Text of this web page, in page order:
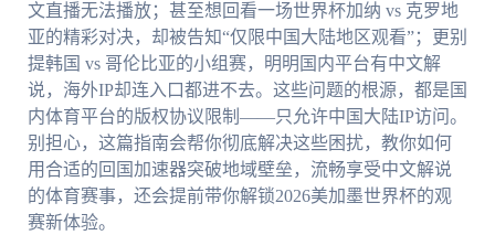
文直播无法播放；甚至想回看一场世界杯加纳 vs 克罗地
亚的精彩对决，却被告知“仅限中国大陆地区观看”；更别
提韩国 vs 哥伦比亚的小组赛，明明国内平台有中文解
说，海外IP却连入口都进不去。这些问题的根源，都是国
内体育平台的版权协议限制——只允许中国大陆IP访问。
别担心，这篇指南会帮你彻底解决这些困扰，教你如何
用合适的回国加速器突破地域壁垒，流畅享受中文解说
的体育赛事，还会提前带你解锁2026美加墨世界杯的观
赛新体验。